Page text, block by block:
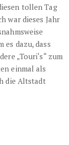
tollen Tag
war dieses Jahr
es dazu, dass
„Touri‘s“ zum
einmal als
die Altstadt